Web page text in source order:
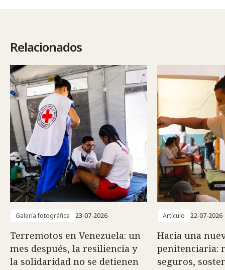
Relacionados
Galería fotográfica 23-07-2026
Terremotos en Venezuela: un
mes después, la resiliencia y
la solidaridad no se detienen
Artículo 22-07-2026
Hacia una
penitenciaria:
seguros,